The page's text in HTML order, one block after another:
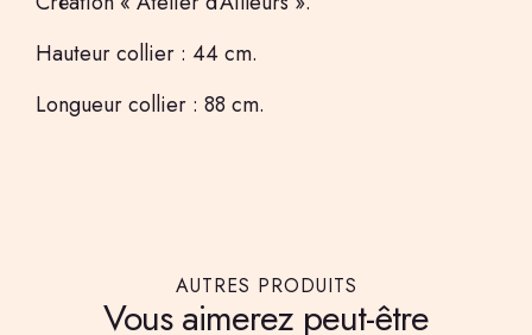
Hauteur collier : 44 cm.
Longueur collier : 88 cm.
AUTRES PRODUITS
Vous aimerez peut-être